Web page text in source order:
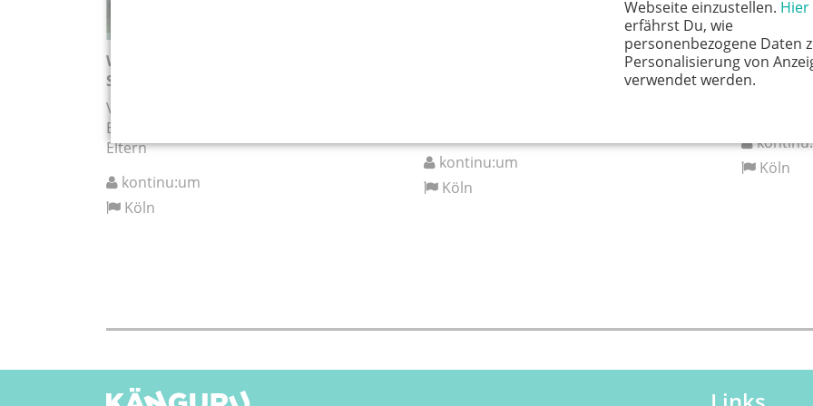
Webseite einzustellen. Hier
erfährst Du, wie
personenbezogene Daten
Personalisierung von
verwendet werden.
Wachsen wie ein Grashalm –
Sommerferienkurs
Vier Tage Natur, Achtsamkeit und kleine
Entdeckungen – für Grundschulkinder mit
Eltern
kontinu:um
Köln
Sicher durch Trotz & Tränen – Workshop für
kontinu:um
Köln
Krabbeln
Raum
Köln